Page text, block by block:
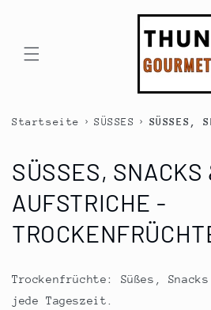
Startseite › SÜSSES › SÜSSES,
K
a
t
g
SÜSSES, SNACKS
AUFSTRICHE -
Trockenfrüchte: Süßes,
jede Tageszeit.